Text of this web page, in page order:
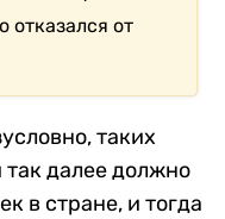
отказался от
таких
далее должно
в стране, и тогда